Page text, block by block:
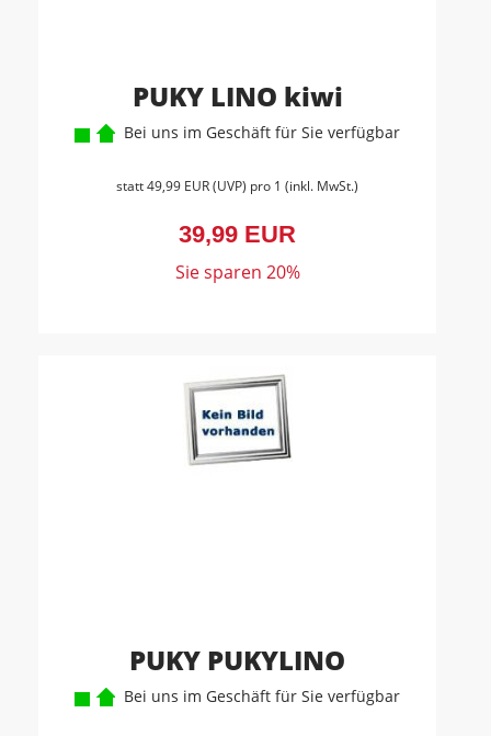
PUKY LINO kiwi
Bei uns im Geschäft für Sie verfügbar
statt49,99 EUR(UVP) pro 1 (inkl. MwSt.)
39,99 EUR
Sie sparen 20%
PUKY PUKYLINO
Bei uns im Geschäft für Sie verfügbar